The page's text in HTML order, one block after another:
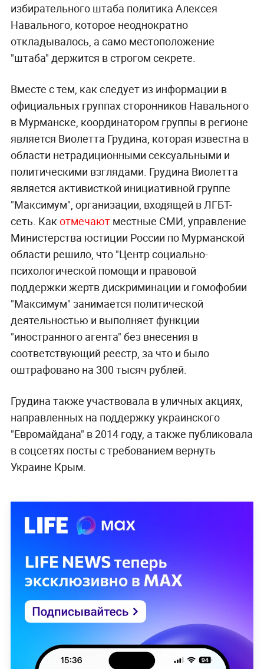
избирательного штаба политика Алексея
Навального, которое неоднократно
откладывалось, а само местоположение
"штаба" держится в строгом секрете.
Вместе с тем, как следует из информации в
официальных группах сторонников Навального
в Мурманске, координатором группы в регионе
является Виолетта Грудина, которая известна в
области нетрадиционными сексуальными и
политическими взглядами. Грудина Виолетта
является активисткой инициативной группе
"Максимум", организации, входящей в ЛГБТ-
сеть. Какотмечаютместные СМИ, управление
Министерства юстиции России по Мурманской
области решило, что "Центр социально-
психологической помощи и правовой
поддержки жертв дискриминации и гомофобии
"Максимум" занимается политической
деятельностью и выполняет функции
"иностранного агента" без внесения в
соответствующий реестр, за что и было
оштрафовано на 300 тысяч рублей.
Грудина также участвовала в уличных акциях,
направленных на поддержку украинского
"Евромайдана" в 2014 году, а также публиковала
в соцсетях посты с требованием вернуть
Украине Крым.